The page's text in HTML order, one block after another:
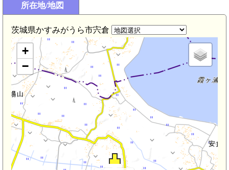
所在地/地図
茨城県かすみがうら市宍倉
+
−